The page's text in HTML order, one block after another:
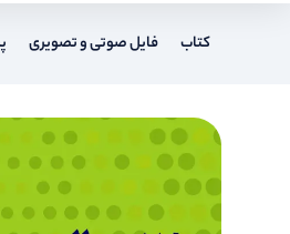
کتاب فایل صوتی و تصویری